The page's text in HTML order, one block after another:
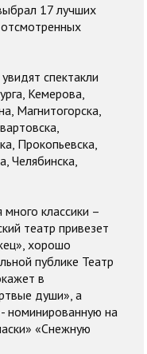
17 лучших
спектакли
Кемерова,
Магнитогорска,
Прокопьевска,
Челябинска,
классики –
театр привезет
хорошо
публике Театр
в
души», а
номинированную на
«Снежную